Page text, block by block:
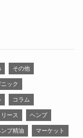
その他
ック
コラム
ース ヘンプ
プ精油 マーケット